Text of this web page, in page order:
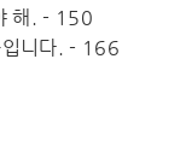
해. - 150
입니다. - 166